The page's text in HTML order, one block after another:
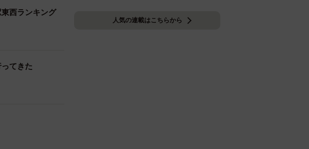
3/7
横幅26メートル
ザープロジェク
を鮮明に映し出
東西ランキング
てきた
人気の連載はこちらから